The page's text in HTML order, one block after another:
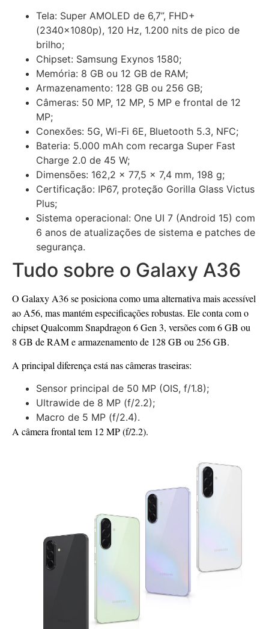
Tela: Super AMOLED de 6,7”, FHD+
(2340x1080p), 120 Hz, 1.200 nits de pico de
brilho;
Chipset: Samsung Exynos 1580;
Memória: 8 GB ou 12 GB de RAM;
Armazenamento: 128 GB ou 256 GB;
Câmeras: 50 MP, 12 MP, 5 MP e frontal de 12
MP;
Conexões: 5G, Wi-Fi 6E, Bluetooth 5.3, NFC;
Bateria: 5.000 mAh com recarga Super Fast
Charge 2.0 de 45 W;
Dimensões: 162,2 x 77,5 x 7,4 mm, 198 g;
Certificação: IP67, proteção Gorilla Glass Victus
Plus;
Sistema operacional: One UI 7 (Android 15) com
6 anos de atualizações de sistema e patches de
segurança.
Tudo sobre o Galaxy A36
O Galaxy A36 se posiciona como uma alternativa mais acessível
ao A56, mas mantém especificações robustas. Ele conta com o
chipset Qualcomm Snapdragon 6 Gen 3, versões com 6 GB ou
8 GB de RAM e armazenamento de 128 GB ou 256 GB.
A principal diferença está nas câmeras traseiras:
Sensor principal de 50 MP (OIS, f/1.8);
Ultrawide de 8 MP (f/2.2);
Macro de 5 MP (f/2.4).
A câmera frontal tem 12 MP (f/2.2).